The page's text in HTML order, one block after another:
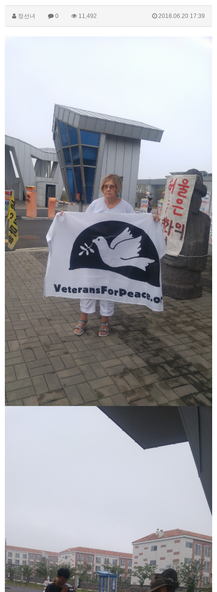
정선녀 0 11,492 2018.06.20 17:39